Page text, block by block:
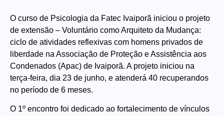
O curso de Psicologia da Fatec Ivaiporã iniciou o projeto
de extensão – Voluntário como Arquiteto da Mudança:
ciclo de atividades reflexivas com homens privados de
liberdade na Associação de Proteção e Assistência aos
Condenados (Apac) de Ivaiporã. A projeto iniciou na
terça-feira, dia 23 de junho, e atenderá 40 recuperandos
no período de 6 meses.
O 1º encontro foi dedicado ao fortalecimento de vínculos